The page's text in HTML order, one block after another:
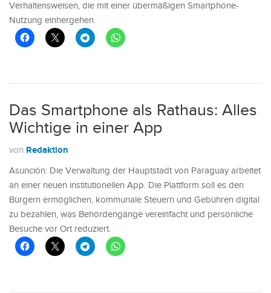
Verhaltensweisen, die mit einer übermäßigen Smartphone-
Nutzung einhergehen.
Das Smartphone als Rathaus: Alles
Wichtige in einer App
von Redaktion
Asunción: Die Verwaltung der Hauptstadt von Paraguay arbeitet
an einer neuen institutionellen App. Die Plattform soll es den
Bürgern ermöglichen, kommunale Steuern und Gebühren digital
zu bezahlen, was Behördengänge vereinfacht und persönliche
Besuche vor Ort reduziert.